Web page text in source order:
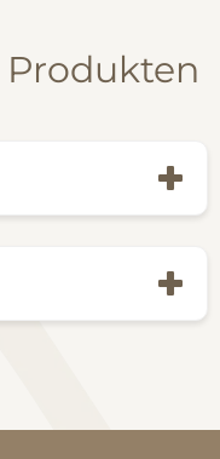
Produkten